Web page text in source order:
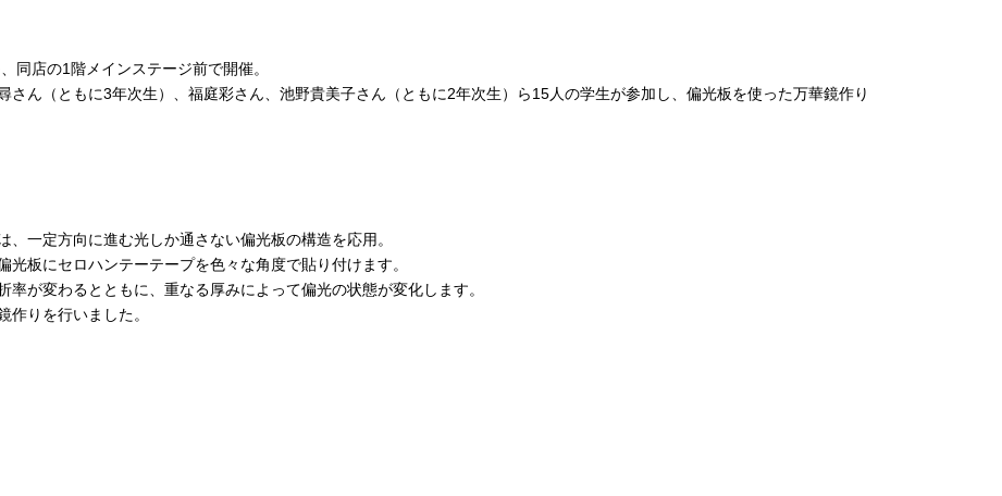
同店の1階メインステージ前で開催。
さん（ともに3年次生）、福庭彩さん、池野貴美子さん（ともに2年次生）ら15人の学生が参加し、偏光板を使った万華鏡作り
一定方向に進む光しか通さない偏光板の構造を応用。
板にセロハンテーテープを色々な角度で貼り付けます。
が変わるとともに、重なる厚みによって偏光の状態が変化します。
作りを行いました。